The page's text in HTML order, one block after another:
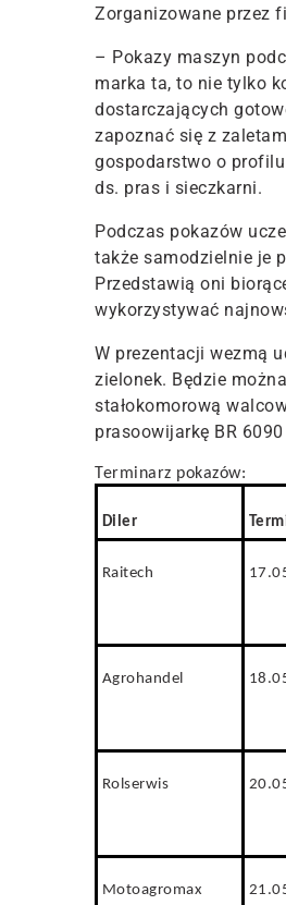
Zorganizowane przez
– Pokazy maszyn
marka ta, to nie tylko
dostarczających
zapoznać się z
gospodarstwo o
ds. pras i sieczkarni.
Podczas pokazów
także samodzielnie je
Przedstawią oni
wykorzystywać
W prezentacji wezmą
zielonek. Będzie
stałokomorową
prasoowijarkę BR
Terminarz pokazów:
Di ler
Raitech
Agrohandel
Rolserwis
Motoagromax